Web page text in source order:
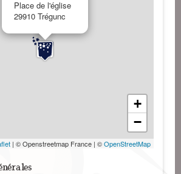
Place de l'église
29910 Trégunc
+
−
| © Openstreetmap France | ©OpenStreetMap